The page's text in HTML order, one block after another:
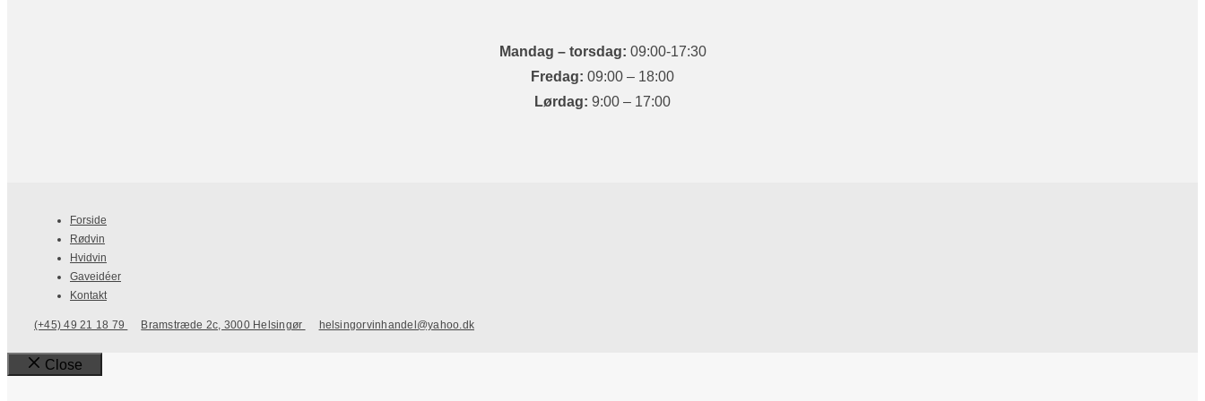
Mandag​ – torsdag: 09:00-17:30
Fredag: 09:00 – 18:00​
Lørdag: 9:00 – 17:00​
Forside
Rødvin
Hvidvin
Gaveidéer
Kontakt
(+45) 49 21 18 79 Bramstræde 2c, 3000 Helsingør helsingorvinhandel@yahoo.dk
Close